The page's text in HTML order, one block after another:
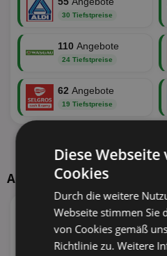
30 Tiefstpreise
110 Angebote
24 Tiefstpreise
62 Angebote
19 Tiefstpreise
Angebote nächste Woche
Diese
Cookies
Durch die weitere
Webseite stimmen Sie
von Cookies gemäß
Richtlinie zu.Weitere